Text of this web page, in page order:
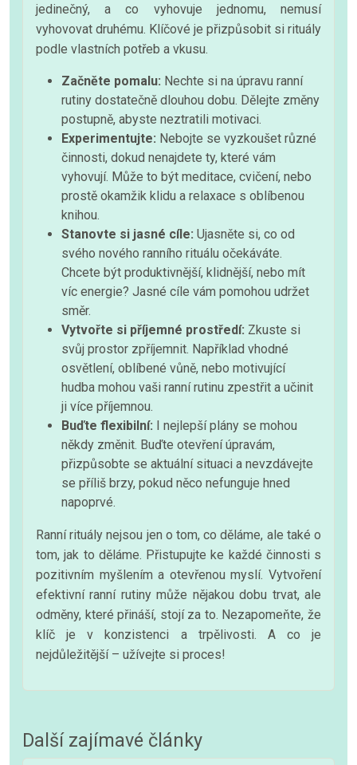
jedinečný, a co vyhovuje jednomu, nemusí
vyhovovat druhému. Klíčové je přizpůsobit si rituály
podle vlastních potřeb a vkusu.
Začněte pomalu: Nechte si na úpravu ranní
rutiny dostatečně dlouhou dobu. Dělejte změny
postupně, abyste neztratili motivaci.
Experimentujte: Nebojte se vyzkoušet různé
činnosti, dokud nenajdete ty, které vám
vyhovují. Může to být meditace, cvičení, nebo
prostě okamžik klidu a relaxace s oblíbenou
knihou.
Stanovte si jasné cíle: Ujasněte si, co od
svého nového ranního rituálu očekáváte.
Chcete být produktivnější, klidnější, nebo mít
víc energie? Jasné cíle vám pomohou udržet
směr.
Vytvořte si příjemné prostředí: Zkuste si
svůj prostor zpříjemnit. Například vhodné
osvětlení, oblíbené vůně, nebo motivující
hudba mohou vaši ranní rutinu zpestřit a učinit
ji více příjemnou.
Buďte flexibilní: I nejlepší plány se mohou
někdy změnit. Buďte otevření úpravám,
přizpůsobte se aktuální situaci a nevzdávejte
se příliš brzy, pokud něco nefunguje hned
napoprvé.
Ranní rituály nejsou jen o tom, co děláme, ale také o
tom, jak to děláme. Přistupujte ke každé činnosti s
pozitivním myšlením a otevřenou myslí. Vytvoření
efektivní ranní rutiny může nějakou dobu trvat, ale
odměny, které přináší, stojí za to. Nezapomeňte, že
klíč je v konzistenci a trpělivosti. A co je
nejdůležitější – užívejte si proces!
Další zajímavé články